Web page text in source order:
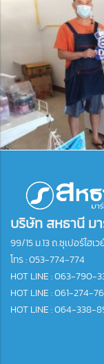
บริษัท สหธานี ม
99/15 ม.13 ถ.ซุเปอร์ไฮ
โทร :053-774-774
HOT LINE : 063-790-
HOT LINE : 061-274-
HOT LINE : 064-338-